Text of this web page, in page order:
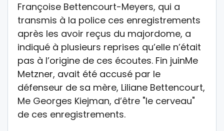
Françoise Bettencourt-Meyers, qui a
transmis à la police ces enregistrements
après les avoir reçus du majordome, a
indiqué à plusieurs reprises qu’elle n’était
pas à l’origine de ces écoutes. Fin juinMe
Metzner, avait été accusé par le
défenseur de sa mère, Liliane Bettencourt,
Me Georges Kiejman, d’être "le cerveau"
de ces enregistrements.